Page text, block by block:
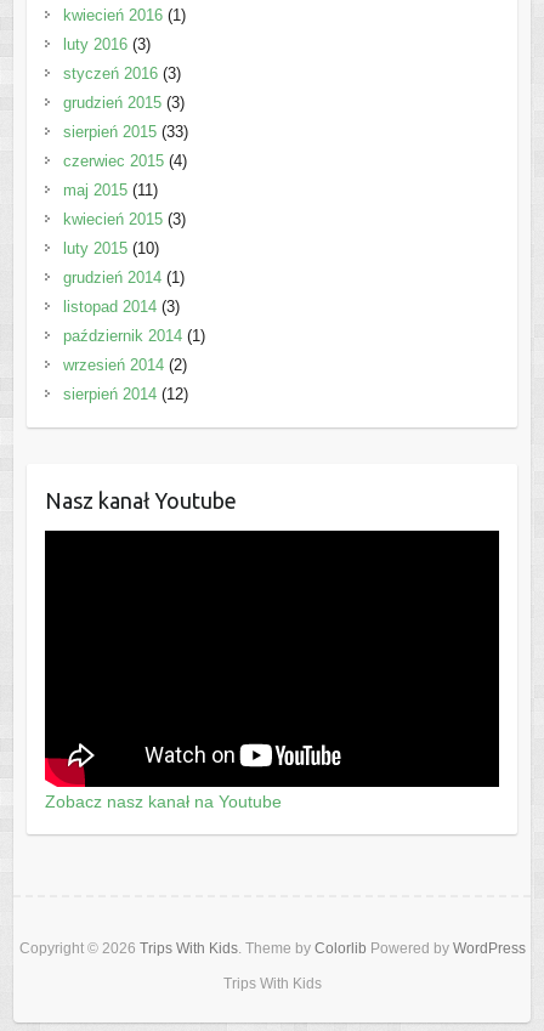
kwiecień 2016(1)
luty 2016(3)
styczeń 2016(3)
grudzień 2015(3)
sierpień 2015(33)
czerwiec 2015(4)
maj 2015(11)
kwiecień 2015(3)
luty 2015(10)
grudzień 2014(1)
listopad 2014(3)
październik 2014(1)
wrzesień 2014(2)
sierpień 2014(12)
Nasz kanał Youtube
Zobacz nasz kanał na Youtube
Copyright © 2026 Trips With Kids. Theme by Colorlib Powered by WordPress
Trips With Kids